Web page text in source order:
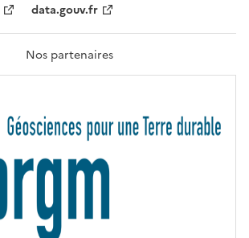
F
A
T
R
T
É
data.gouv.fr
Nos partenaires